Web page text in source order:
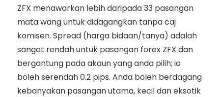
ZFX menawarkan lebih daripada 33 pasangan
mata wang untuk didagangkan tanpa caj
komisen. Spread (harga bidaan/tanya) adalah
sangat rendah untuk pasangan forex ZFX dan
bergantung pada akaun yang anda pilih; ia
boleh serendah 0.2 pips. Anda boleh berdagang
kebanyakan pasangan utama, kecil dan eksotik